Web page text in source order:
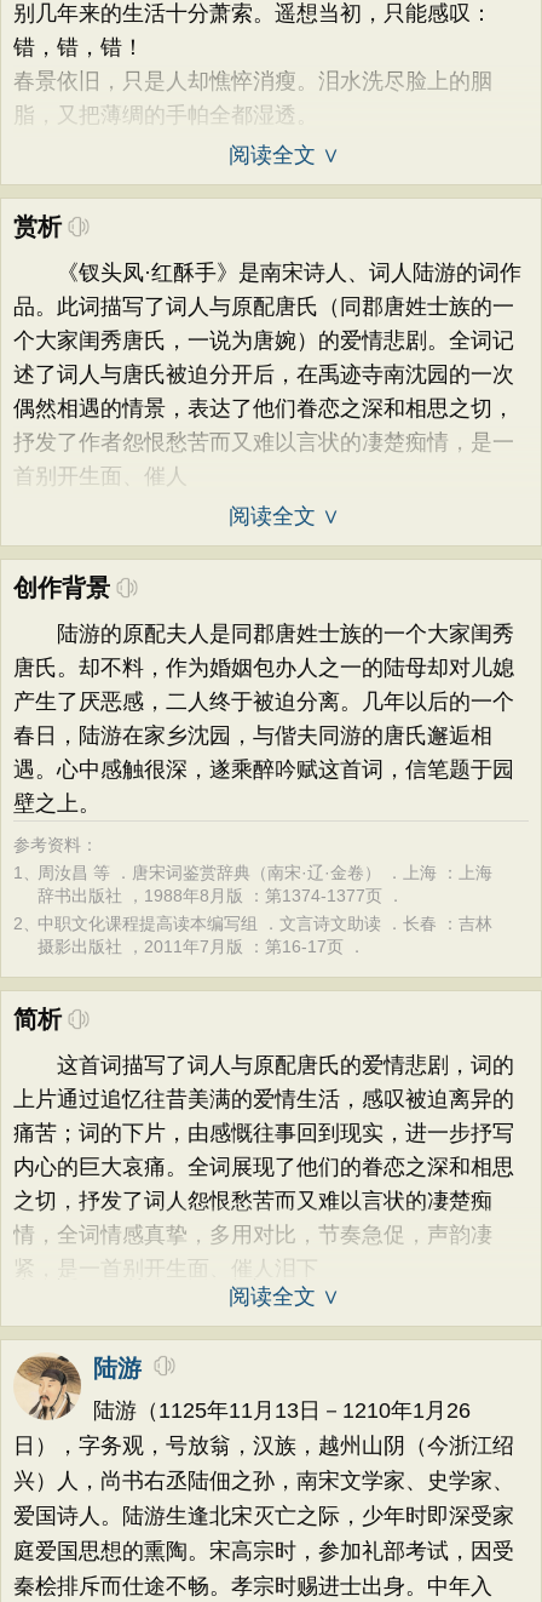
别几年来的生活十分萧索。遥想当初，只能感叹：
错，错，错！
春景依旧，只是人却憔悴消瘦。泪水洗尽脸上的胭
脂，又把薄绸的手帕全都湿透。
阅读全文 ∨
赏析
《钗头凤·红酥手》是南宋诗人、词人陆游的词作
品。此词描写了词人与原配唐氏（同郡唐姓士族的一
个大家闺秀唐氏，一说为唐婉）的爱情悲剧。全词记
述了词人与唐氏被迫分开后，在禹迹寺南沈园的一次
偶然相遇的情景，表达了他们眷恋之深和相思之切，
抒发了作者怨恨愁苦而又难以言状的凄楚痴情，是一
首别开生面、催人
阅读全文 ∨
创作背景
陆游的原配夫人是同郡唐姓士族的一个大家闺秀
唐氏。却不料，作为婚姻包办人之一的陆母却对儿媳
产生了厌恶感，二人终于被迫分离。几年以后的一个
春日，陆游在家乡沈园，与偕夫同游的唐氏邂逅相
遇。心中感触很深，遂乘醉吟赋这首词，信笔题于园
壁之上。
参考资料：
1、 周汝昌 等 ．唐宋词鉴赏辞典（南宋·辽·金卷） ．上海 ：上海
辞书出版社 ，1988年8月版 ：第1374-1377页 ．
2、中职文化课程提高读本编写组 ．文言诗文助读 ．长春 ：吉林
摄影出版社 ，2011年7月版 ：第16-17页 ．
简析
这首词描写了词人与原配唐氏的爱情悲剧，词的
上片通过追忆往昔美满的爱情生活，感叹被迫离异的
痛苦；词的下片，由感慨往事回到现实，进一步抒写
内心的巨大哀痛。全词展现了他们的眷恋之深和相思
之切，抒发了词人怨恨愁苦而又难以言状的凄楚痴
情，全词情感真挚，多用对比，节奏急促，声韵凄
紧，是一首别开生面、催人泪下
阅读全文 ∨
陆游
陆游（1125年11月13日－1210年1月26
日），字务观，号放翁，汉族，越州山阴（今浙江绍
兴）人，尚书右丞陆佃之孙，南宋文学家、史学家、
爱国诗人。陆游生逢北宋灭亡之际，少年时即深受家
庭爱国思想的熏陶。宋高宗时，参加礼部考试，因受
秦桧排斥而仕途不畅。孝宗时赐进士出身。中年入